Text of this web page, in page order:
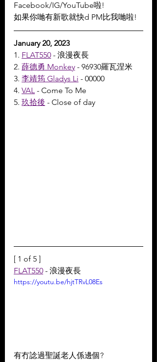
Facebook/IG/YouTube啦!
如果你哋有新歌就快d PM比我哋啦!
January 20, 2023
1. FLAT550 - 浪漫夜長
2. 薛德勇 Monkey - 96930羅瓦涅米
3. 李靖筠 Gladys Li - 00000
4. VAL - Come To Me
5. 玖拾後 - Close of day
[ 1 of 5 ]
FLAT550 - 浪漫夜長
https://youtu.be/hjtTRvL08Es
有冇諗過聖誕老人係邊個?